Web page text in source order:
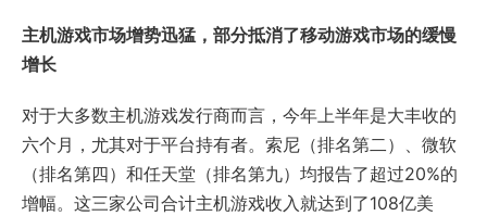
主机游戏市场增势迅猛，部分抵消了移动游戏市场的缓慢
增长
对于大多数主机游戏发行商而言，今年上半年是大丰收的
六个月，尤其对于平台持有者。索尼（排名第二）、微软
（排名第四）和任天堂（排名第九）均报告了超过20%的
增幅。这三家公司合计主机游戏收入就达到了108亿美